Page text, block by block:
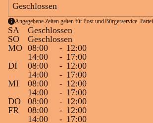
Geschlossen
Angegebene Zeiten gelten für Post und Bürgerservice.
SA
Geschlossen
SO
Geschlossen
MO 08:00 - 12:00
14:00
- 17:00
DI
08:00 - 12:00
14:00
- 17:00
MI
08:00 - 12:00
14:00
- 17:00
DO
08:00 - 12:00
FR
08:00 - 12:00
14:00
- 17:00